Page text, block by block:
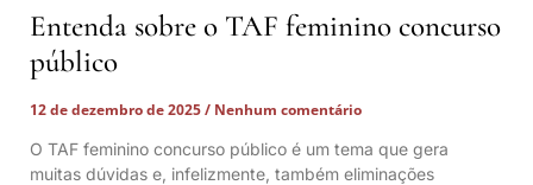
Entenda sobre o TAF feminino concurso
público
12 de dezembro de 2025
Nenhum comentário
O TAF feminino concurso público é um tema que gera
muitas dúvidas e, infelizmente, também eliminações